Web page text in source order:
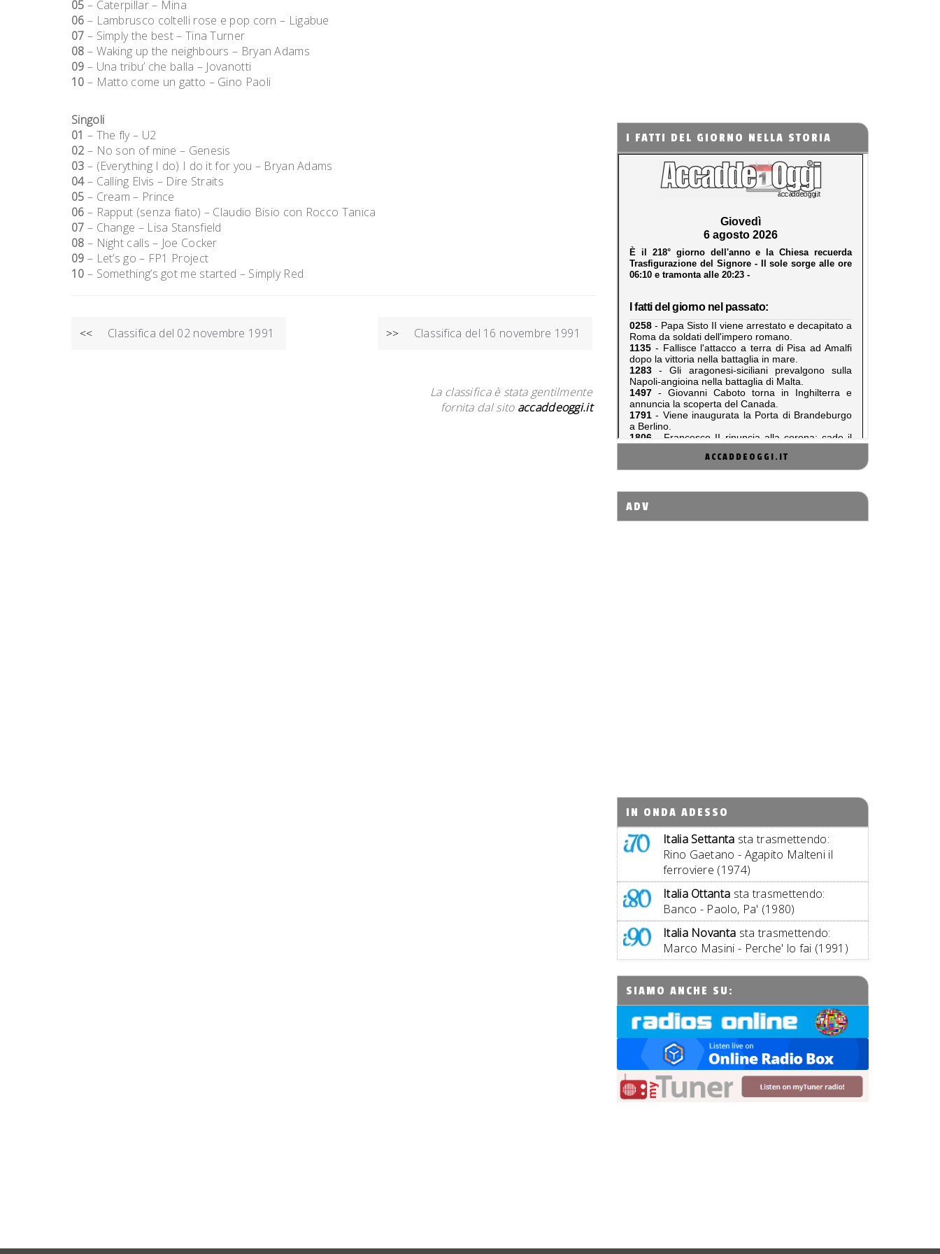
05 – Caterpillar – Mina
06 – Lambrusco coltelli rose e pop corn – Ligabue
07 – Simply the best – Tina Turner
08 – Waking up the neighbours – Bryan Adams
09 – Una tribu’ che balla – Jovanotti
10 – Matto come un gatto – Gino Paoli
Singoli
01 – The fly – U2
02 – No son of mine – Genesis
03 – (Everything I do) I do it for you – Bryan Adams
04– Calling Elvis – Dire Straits
05 – Cream – Prince
06 – Rapput (senza fiato) – Claudio Bisio con Rocco Tanica
07 – Change – Lisa Stansfield
08 – Night calls – Joe Cocker
09 – Let’s go – FP1 Project
10 – Something’s got me started – Simply Red
NAVIGAZIONE
<< Classifica del 02 novembre 1991 >> Classifica del 16 novembre 1991
La classifica è stata gentilmente
fornita dal sito accaddeoggi.it
I FATTI DEL GIORNO NELLA STORIA
ACCADDEOGGI.IT
ADV
IN ONDA ADESSO
Italia Settanta sta trasmettendo:
Rino Gaetano - Agapito Malteni il
ferroviere (1974)
Italia Ottanta sta trasmettendo:
Banco - Paolo, Pa' (1980)
Italia Novanta sta trasmettendo:
Marco Masini - Perche' lo fai (1991)
SIAMO ANCHE SU: